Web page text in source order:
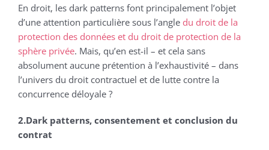
En droit, les dark patterns font principalement l’objet
d’une attention particulière sous l’angle du droit de la
protection des données et du droit de protection de la
sphère privée. Mais, qu’en est-il – et cela sans
absolument aucune prétention à l’exhaustivité – dans
l’univers du droit contractuel et de lutte contre la
concurrence déloyale ?
2.Dark patterns, consentement et conclusion du
contrat